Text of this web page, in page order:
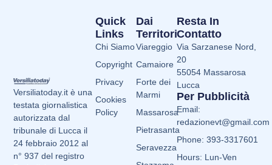
Versiliatoday.it è una
testata giornalistica
autorizzata dal
tribunale di Lucca il
24 febbraio 2012 al
n° 937 del registro
Dai
Territori
Viareggio
Camaiore
Forte dei
Marmi
Massarosa
Pietrasanta
Seravezza
Quick
Links
Chi Siamo
Copyright
Privacy
Cookies
Policy
Resta In
Contatto
Via Sarzanese Nord,
20
55054 Massarosa
Lucca
Per Pubblicità
Email:
redazionevt@gmail.com
Phone: 393-3317601
Hours: Lun-Ven